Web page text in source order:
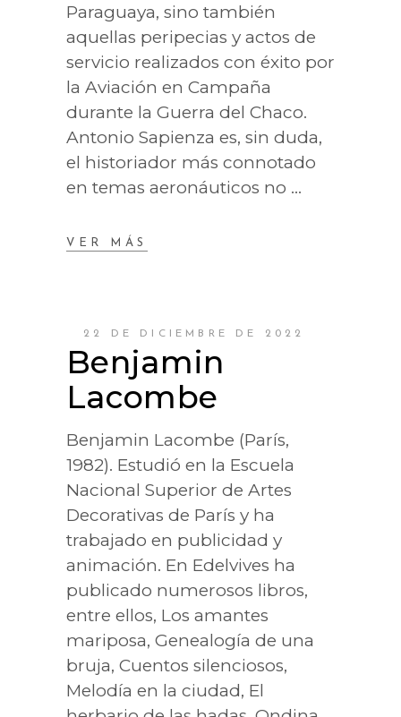
Paraguaya, sino también
aquellas peripecias y actos de
servicio realizados con éxito por
la Aviación en Campaña
durante la Guerra del Chaco.
Antonio Sapienza es, sin duda,
el historiador más connotado
en temas aeronáuticos no
VER MÁS
22 DE DICIEMBRE DE 2022
Benjamin
Lacombe
Benjamin Lacombe (París,
1982). Estudió en la Escuela
Nacional Superior de Artes
Decorativas de París y ha
trabajado en publicidad y
animación. En Edelvives ha
publicado numerosos libros,
entre ellos, Los amantes
mariposa, Genealogía de una
bruja, Cuentos silenciosos,
Melodía en la ciudad, El